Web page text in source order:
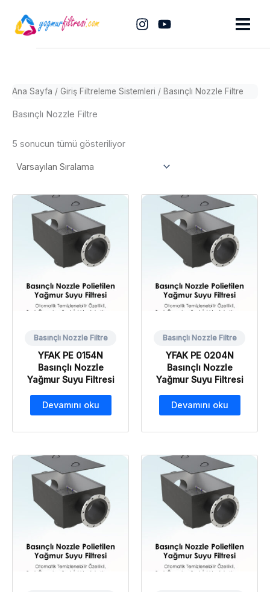
Ana Sayfa / Giriş Filtreleme Sistemleri / Basınçlı Nozzle Filtre
Basınçlı Nozzle Filtre
5 sonucun tümü gösteriliyor
Basınçlı Nozzle Filtre
YFAK PE 0154N
Basınçlı Nozzle
Yağmur Suyu Filtresi
Devamını oku
Basınçlı Nozzle Filtre
YFAK PE 0204N
Basınçlı Nozzle
Yağmur Suyu Filtresi
Devamını oku